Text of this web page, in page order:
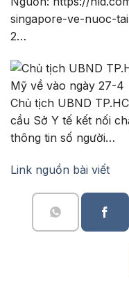
singapore-ve-nuoc-
2…
Chủ tịch UBND
cầu Sở Y tế kết nối
thông tin số người…
Link nguồn bài viết